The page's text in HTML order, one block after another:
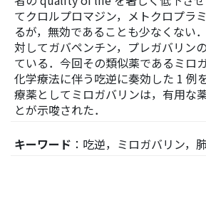
てクロルプロマジン，メトクロプラ
るが，無効であることも少なくない
対してガバペンチン，プレガバリン
ている．今回その類似薬であるミロ
化学療法に伴う吃逆に奏効した 1 例
療薬としてミロガバリンは，有用な
とが示唆された．
キーワード ：吃逆，ミロガバリン，